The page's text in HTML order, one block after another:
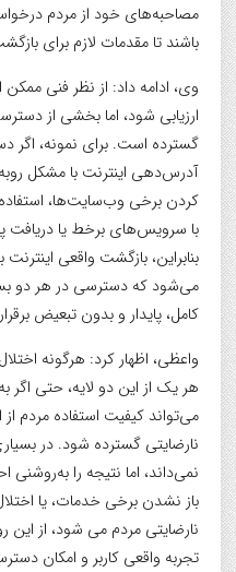
مصاحبه‌های خود از مردم
باشند تا مقدمات لازم برای
وی، ادامه داد: از نظر فنی
ارزیابی شود، اما بخشی از
گسترده است. برای نمونه، اگر
آدرس‌دهی اینترنت با مشکل
کردن برخی وب‌سایت‌ها، استفاده
با سرویس‌های برخط یا دریافت
بنابراین، بازگشت واقعی
می‌شود که دسترسی در هر دو
کامل، پایدار و بدون تبعیض
واعظی، اظهار کرد: هرگونه
هر یک از این دو لایه، حتی
می‌تواند کیفیت استفاده مردم
نارضایتی گسترده شود. در
نمی‌داند، اما نتیجه را
باز نشدن برخی خدمات، یا
نارضایتی مردم می شود، از این
تجربه واقعی کاربر و امکان